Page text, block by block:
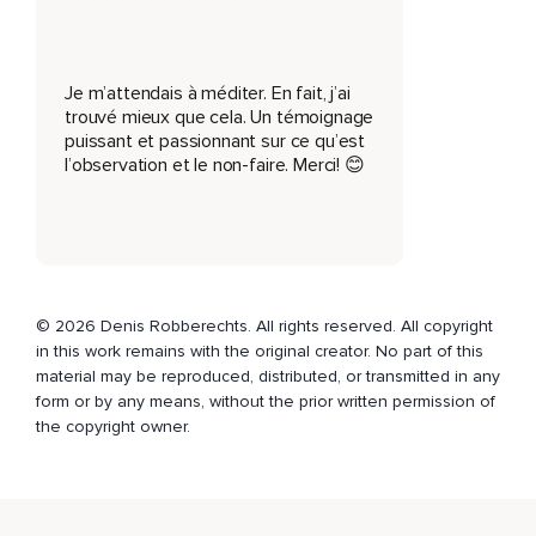
Au contraire,
N'avoir pas de temps du tout.
Alors,
Ce dont je vais parler,
Moi,
Je m’attendais à méditer. En fait, j’ai
trouvé mieux que cela. Un témoignage
puissant et passionnant sur ce qu’est
l’observation et le non-faire. Merci! 😊
© 2026 Denis Robberechts. All rights reserved. All copyright
in this work remains with the original creator. No part of this
material may be reproduced, distributed, or transmitted in any
form or by any means, without the prior written permission of
the copyright owner.